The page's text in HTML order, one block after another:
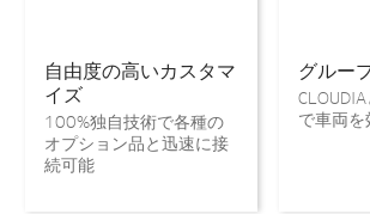
自由度の高いカスタマ
イズ
100%独自技術で各種の
オプション品と迅速に接
続可能
グルー
で車両